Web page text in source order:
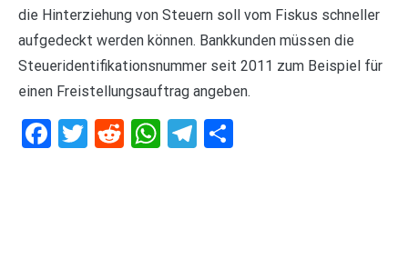
die Hinterziehung von Steuern soll vom Fiskus schneller
aufgedeckt werden können. Bankkunden müssen die
Steueridentifikationsnummer seit 2011 zum Beispiel für
einen Freistellungsauftrag angeben.
Facebook
Twitter
RedditWhatsApp
Telegram